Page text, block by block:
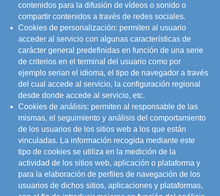
contenidos para la difusión de vídeos o sonido o
compartir contenidos a través de redes sociales.
Cookies de personalización: permiten al usuario
acceder al servicio con algunas características de
carácter general predefinidas en función de una serie
de criterios en el terminal del usuario como por
ejemplo serian el idioma, el tipo de navegador a través
del cual accede al servicio, la configuración regional
desde donde accede al servicio, etc.
Cookies de análisis: permiten al responsable de las
mismas, el seguimiento y análisis del comportamiento
de los usuarios de los sitios web a los que están
vinculadas. La información recogida mediante este
tipo de cookies se utiliza en la medición de la
actividad de los sitios web, aplicación o plataforma y
para la elaboración de perfiles de navegación de los
usuarios de dichos sitios, aplicaciones y plataformas,